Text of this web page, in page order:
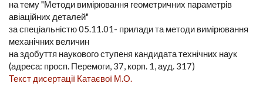
на тему "Методи вимірювання геометричних параметрів
авіаційних деталей"
за спеціальністю 05.11.01- прилади та методи вимірювання
механічних величин
на здобуття наукового ступеня кандидата технічних наук
(адреса: просп. Перемоги, 37, корп. 1, ауд. 317)
Текст дисертації Катаєвої М.О.